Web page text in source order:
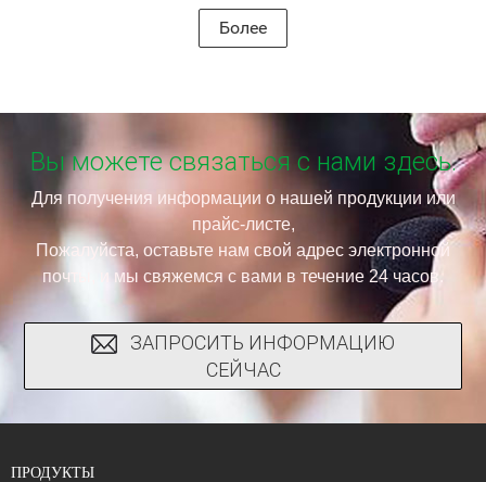
Более
Вы можете связаться с нами здесь.
Для получения информации о нашей продукции или
прайс-листе,
Пожалуйста, оставьте нам свой адрес электронной
почты, и мы свяжемся с вами в течение 24 часов.
ЗАПРОСИТЬ ИНФОРМАЦИЮ
СЕЙЧАС
ПРОДУКТЫ